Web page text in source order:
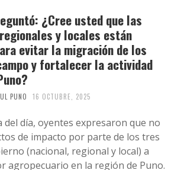
¿Cree usted que las
y locales están
evitar la migración de los
y fortalecer la actividad
PUNO 16 OCTUBRE, 2025
del día, oyentes expresaron que no
de impacto por parte de los tres
(nacional, regional y local) a
agropecuario en la región de Puno.